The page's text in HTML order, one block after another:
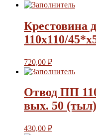
Крестовина
110х110/
720,00 ₽
Отвод ПП
вых. 50 (тыл)
430,00 ₽